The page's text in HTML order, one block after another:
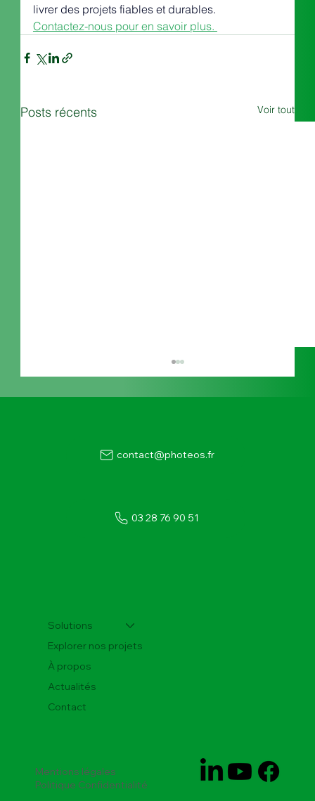
livrer des projets fiables et durables.
Contactez-nous pour en savoir plus.
Posts récents Voir tout
Maintenance photovoltaïque : un enjeu
03 28 76 90 51
contact@photeos.fr
Solutions
Explorer nos projets
À propos
Actualités
Contact
Mentions légales
Politique Confidentialité